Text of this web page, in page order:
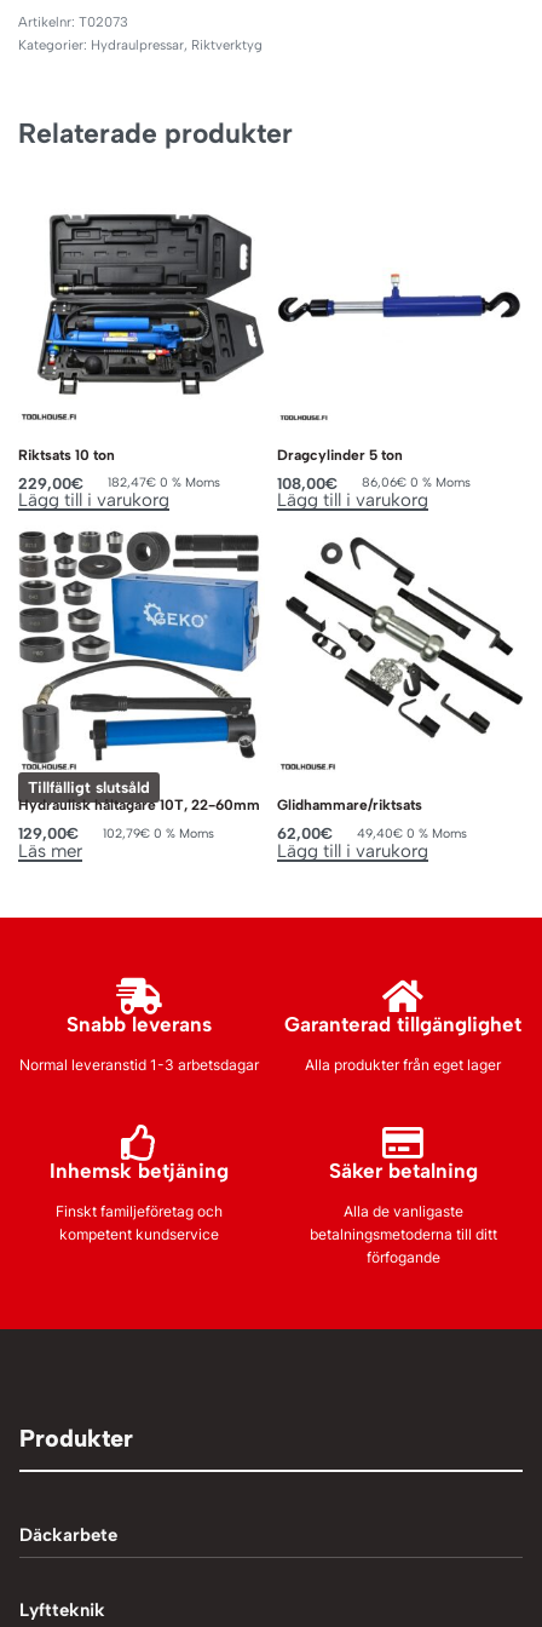
T02073
Kategorier: Hydraulpressar, Riktverktyg
Relaterade produkter
Riktsats 10 ton
229,00€ 182,47€ 0 % Moms
Lägg till i varukorg
Dragcylinder 5 ton
108,00€ 86,06€ 0 % Moms
Lägg till i varukorg
Tillfälligt slutsåld
Hydraulisk håltagare 10T, 22-60mm
129,00€ 102,79€ 0 % Moms
Läs mer
Glidhammare/riktsats
62,00€ 49,40€ 0 % Moms
Lägg till i varukorg
Snabb leverans
Normal leveranstid 1-3 arbetsdagar
Garanterad tillgänglighet
Alla produkter från eget lager
Inhemsk betjäning
Finskt familjeföretag och
kompetent kundservice
Säker betalning
Alla de vanligaste
betalningsmetoderna till ditt
förfogande
Produkter
Däckarbete
Balanseringsmaskiner
Lyftteknik